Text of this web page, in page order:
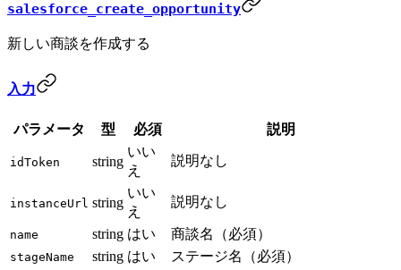
salesforce_create_opportunity
新しい商談を作成する
入力
パラメータ 型 必須 説明
idToken string
いい
え
説明なし
instanceUrl string
いい
え
説明なし
name string はい 商談名（必須）
stageName string はい ステージ名（必須）